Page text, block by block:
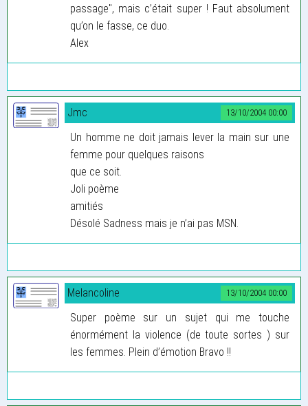
passage", mais c’était super ! Faut absolument
qu’on le fasse, ce duo.
Alex
13/10/2004 00:00
Jmc
Un homme ne doit jamais lever la main sur une
femme pour quelques raisons
que ce soit.
Joli poème
amitiés
Désolé Sadness mais je n’ai pas MSN.
13/10/2004 00:00
Melancoline
Super poème sur un sujet qui me touche
énormément la violence (de toute sortes ) sur
les femmes. Plein d’émotion Bravo !!